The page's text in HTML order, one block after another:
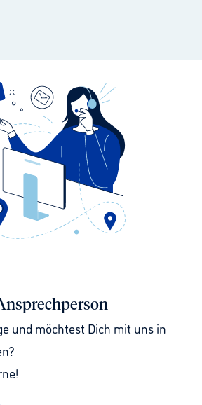
und möchtest Dich mit uns in